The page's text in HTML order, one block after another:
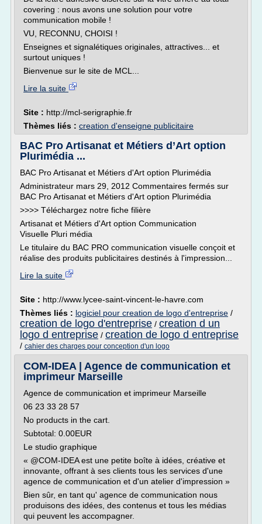
covering : nous avons une solution pour votre
communication mobile !
VU, RECONNU, CHOISI !
Enseignes et signalétiques originales, attractives... et
surtout uniques !
Bienvenue sur le site de MCL...
Lire la suite
Site : http://mcl-serigraphie.fr
Thèmes liés : creation d'enseigne publicitaire
BAC Pro Artisanat et Métiers d’Art option
Plurimédia ...
BAC Pro Artisanat et Métiers d'Art option Plurimédia
Administrateur mars 29, 2012 Commentaires fermés sur
BAC Pro Artisanat et Métiers d'Art option Plurimédia
>>>> Téléchargez notre fiche filière
Artisanat et Métiers d'Art option Communication
Visuelle Pluri média
Le titulaire du BAC PRO communication visuelle conçoit et
réalise des produits publicitaires destinés à l'impression...
Lire la suite
Site : http://www.lycee-saint-vincent-le-havre.com
Thèmes liés : logiciel pour creation de logo d'entreprise /
creation de logo d'entreprise / creation d un
logo d entreprise / creation de logo d entreprise
/ cahier des charges pour conception d'un logo
COM-IDEA | Agence de communication et
imprimeur Marseille
Agence de communication et imprimeur Marseille
06 23 33 28 57
No products in the cart.
Subtotal: 0.00EUR
Le studio graphique
« @COM-IDEA est une petite boîte à idées, créative et
innovante, offrant à ses clients tous les services d'une
agence de communication et d'un atelier d'impression »
Bien sûr, en tant qu' agence de communication nous
produisons des idées, des contenus et tous les médias
qui peuvent les accompagner.